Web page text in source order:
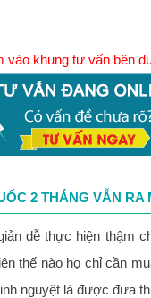
vào khung tư vấn bên
2 THÁNG VẪN RA
dễ thực hiện thậm
thế nào họ chỉ cần
nguyệt là được đưa